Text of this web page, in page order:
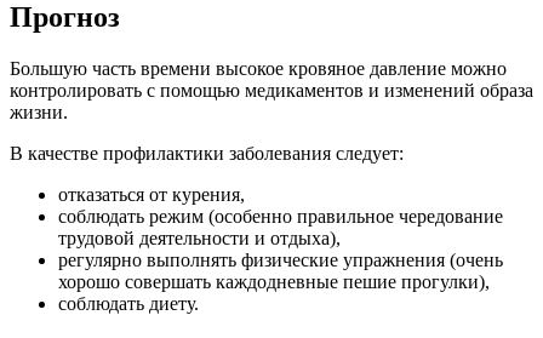
Прогноз
Большую часть времени высокое кровяное давление можно
контролировать с помощью медикаментов и изменений образа
жизни.
В качестве профилактики заболевания следует:
отказаться от курения,
соблюдать режим (особенно правильное чередование
трудовой деятельности и отдыха),
регулярно выполнять физические упражнения (очень
хорошо совершать каждодневные пешие прогулки),
соблюдать диету.